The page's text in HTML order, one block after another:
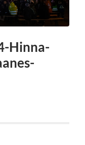
Hinna-